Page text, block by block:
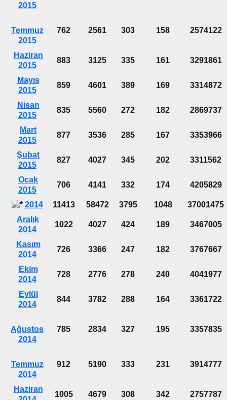
2015
Temmuz
2015
762 2561 303 158 2574122
Haziran
2015
883 3125 335 161 3291861
Mayıs
2015
859 4601 389 169 3314872
Nisan
2015
835 5560 272 182 2869737
Mart
2015
877 3536 285 167 3353966
Şubat
2015
827 4027 345 202 3311562
Ocak
2015
706 4141 332 174 4205829
2014 11413 58472 3795 1048
37001475
Aralık
2014
1022 4027 424 189 3467005
Kasım
2014
726 3366 247 182 3767667
Ekim
2014
728 2776 278 240 4041977
Eylül
2014
844 3782 288 164 3361722
Ağustos
2014
785 2834 327 195 3357835
Temmuz
2014
912 5190 333 231 3914777
Haziran
1005 4679 308 342 2757787